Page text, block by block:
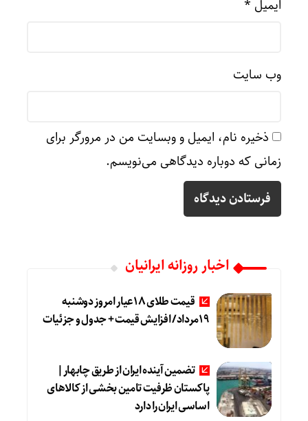
ایمیل *
وب‌ سایت
ذخیره نام، ایمیل و وبسایت من در مرورگر برای
زمانی که دوباره دیدگاهی می‌نویسم.
اخبار روزانه ایرانیان
قیمت طلای 18عیار امروز دوشنبه
19مرداد/ افزایش قیمت + جدول و جزئیات
تضمین آینده ایران از طریق چابهار|
پاکستان ظرفیت تامین بخشی از کالاهای
اساسی ایران را دارد